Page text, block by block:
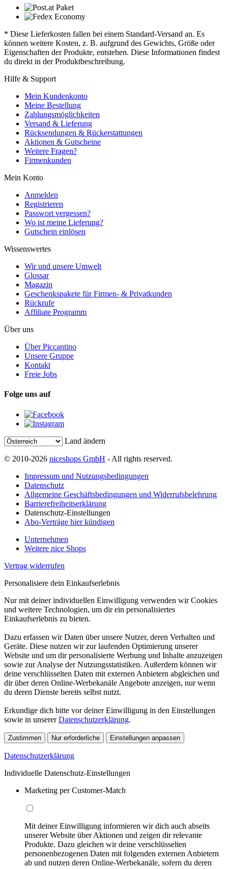
* Diese Lieferkosten fallen bei einem Standard-Versand an. Es
können weitere Kosten, z. B. aufgrund des Gewichts, Größe oder
Eigenschaften der Produkte, entstehen. Diese Informationen findest
du direkt in der Produktbeschreibung.
Hilfe & Support
Mein Kundenkonto
Meine Bestellung
Zahlungsmöglichkeiten
Versand & Lieferung
Rücksendungen & Rückerstattungen
Aktionen & Gutscheine
Weitere Fragen?
Firmenkunden
Mein Konto
Anmelden
Registrieren
Passwort vergessen?
Wo ist meine Lieferung?
Gutschein einlösen
Wissenswertes
Wir und unsere Umwelt
Glossar
Magazin
Geschenkspakete für Firmen- & Privatkunden
Rückrufe
Affiliate Programm
Über uns
Über Piccantino
Unsere Gruppe
Kontakt
Freie Jobs
Folge uns auf
Land ändern
© 2010-2026 niceshops GmbH - All rights reserved.
Impressum und Nutzungsbedingungen
Datenschutz
Allgemeine Geschäftsbedingungen und Widerrufsbelehrung
Barrierefreiheitserklärung
Datenschutz-Einstellungen
Abo-Verträge hier kündigen
Unternehmen
Weitere nice Shops
Vertrag widerrufen
Personalisiere dein Einkaufserlebnis
Nur mit deiner individuellen Einwilligung verwenden wir Cookies
und weitere Technologien, um dir ein personalisiertes
Einkaufserlebnis zu bieten.
Dazu erfassen wir Daten über unsere Nutzer, deren Verhalten und
Geräte. Diese nutzen wir zur laufenden Optimierung unserer
Website und um dir personalisierte Werbung und Inhalte anzuzeigen
sowie zur Analyse der Nutzungsstatistiken. Außerdem können wir
deine verschlüsselten Daten mit externen Anbietern abgleichen und
dir über deren Online-Werbekanäle Angebote anzeigen, nur wenn
du deren Dienste bereits selbst nutzt.
Erkundige dich bitte vor deiner Einwilligung in den Einstellungen
sowie in unsererDatenschutzerklärung.
Zustimmen Nur erforderliche Einstellungen anpassen
Datenschutzerklärung
Individuelle Datenschutz-Einstellungen
Marketing per Customer-Match
Mit deiner Einwilligung informieren wir dich auch abseits
unserer Website über Aktionen und zeigen dir relevante
Produkte. Dazu gleichen wir deine verschlüsselten
personenbezogenen Daten mit folgenden externen Anbietern
ab und nutzen deren Online-Werbekanäle, sofern du deren